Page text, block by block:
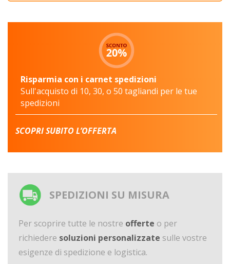
Risparmia con i carnet spedizioni
Sull'acquisto di 10, 30, o 50 tagliandi per le tue
spedizioni
SCOPRI SUBITO L’OFFERTA
SPEDIZIONI SU MISURA
Per scoprire tutte le nostre offerte o per
richiedere soluzioni personalizzate sulle vostre
esigenze di spedizione e logistica.